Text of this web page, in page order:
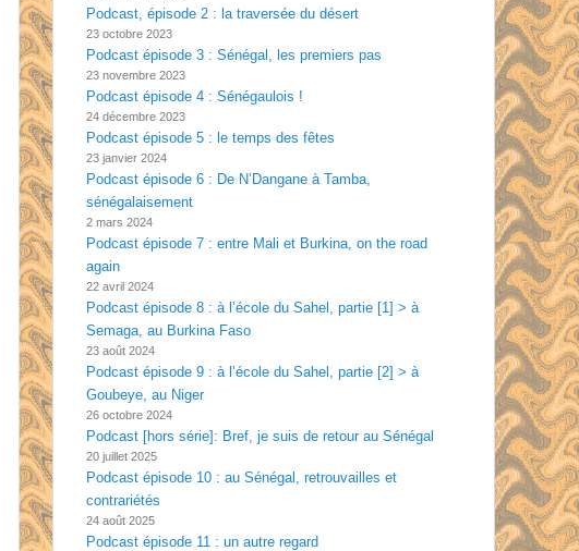
Podcast, épisode 2 : la traversée du désert
23 octobre 2023
Podcast épisode 3 : Sénégal, les premiers pas
23 novembre 2023
Podcast épisode 4 : Sénégaulois !
24 décembre 2023
Podcast épisode 5 : le temps des fêtes
23 janvier 2024
Podcast épisode 6 : De N’Dangane à Tamba,
sénégalaisement
2 mars 2024
Podcast épisode 7 : entre Mali et Burkina, on the road
again
22 avril 2024
Podcast épisode 8 : à l’école du Sahel, partie [1] > à
Semaga, au Burkina Faso
23 août 2024
Podcast épisode 9 : à l’école du Sahel, partie [2] > à
Goubeye, au Niger
26 octobre 2024
Podcast [hors série]: Bref, je suis de retour au Sénégal
20 juillet 2025
Podcast épisode 10 : au Sénégal, retrouvailles et
contrariétés
24 août 2025
Podcast épisode 11 : un autre regard